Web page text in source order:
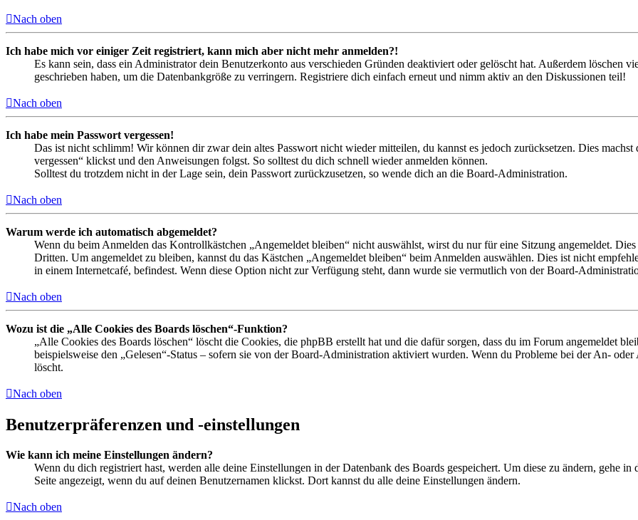
Nach oben
Ich habe mich vor einiger Zeit registriert, kann mich aber nicht mehr anmelden?!
Es kann sein, dass ein Administrator dein Benutzerkonto aus verschieden Gründen deaktiviert oder gelöscht hat. Außerdem löschen
geschrieben haben, um die Datenbankgröße zu verringern. Registriere dich einfach erneut und nimm aktiv an den Diskussionen teil!
Nach oben
Ich habe mein Passwort vergessen!
Das ist nicht schlimm! Wir können dir zwar dein altes Passwort nicht wieder mitteilen, du kannst es jedoch zurücksetzen. Dies
vergessen“ klickst und den Anweisungen folgst. So solltest du dich schnell wieder anmelden können.
Solltest du trotzdem nicht in der Lage sein, dein Passwort zurückzusetzen, so wende dich an die Board-Administration.
Nach oben
Warum werde ich automatisch abgemeldet?
Wenn du beim Anmelden das Kontrollkästchen „Angemeldet bleiben“ nicht auswählst, wirst du nur für eine Sitzung angemeldet.
Dritten. Um angemeldet zu bleiben, kannst du das Kästchen „Angemeldet bleiben“ beim Anmelden auswählen. Dies ist nicht
in einem Internetcafé, befindest. Wenn diese Option nicht zur Verfügung steht, dann wurde sie vermutlich von der Board-
Nach oben
Wozu ist die „Alle Cookies des Boards löschen“-Funktion?
„Alle Cookies des Boards löschen“ löscht die Cookies, die phpBB erstellt hat und die dafür sorgen, dass du im Forum angemeldet
beispielsweise den „Gelesen“-Status – sofern sie von der Board-Administration aktiviert wurden. Wenn du Probleme bei der An-
löscht.
Nach oben
Benutzerpräferenzen und -einstellungen
Wie kann ich meine Einstellungen ändern?
Wenn du dich registriert hast, werden alle deine Einstellungen in der Datenbank des Boards gespeichert. Um diese zu ändern, gehe
Seite angezeigt, wenn du auf deinen Benutzernamen klickst. Dort kannst du alle deine Einstellungen ändern.
Nach oben